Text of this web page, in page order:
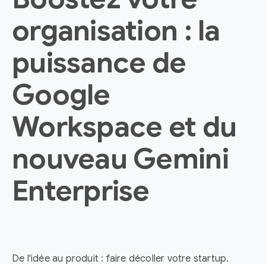
organisation : la
puissance de
Google
Workspace et du
nouveau Gemini
Enterprise
De l'idée au produit : faire décoller votre startup.